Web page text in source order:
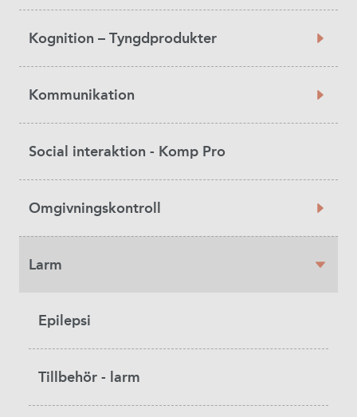
Kognition – Tyngdprodukter
Kommunikation
Social interaktion - Komp Pro
Omgivningskontroll
Larm
Epilepsi
Tillbehör - larm